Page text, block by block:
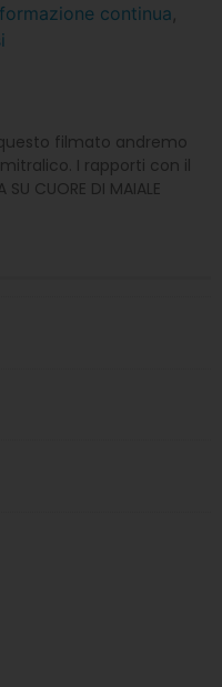
continua,
filmato andremo
I rapporti con il
CUORE DI MAIALE